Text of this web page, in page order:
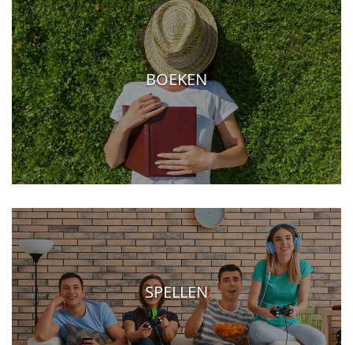
BOEKEN
SPELLEN